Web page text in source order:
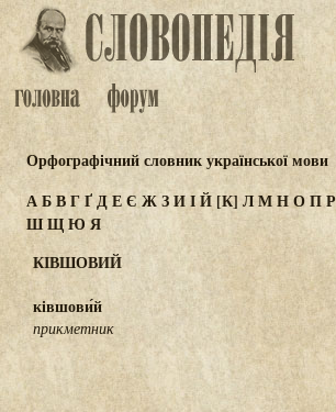
Орфографічний словник української мови
АБВГҐДЕЄ ЖЗИІЙ [К] ЛМНОПР
ШЩЮЯ
КІВШОВИЙ
ківшови́й
прикметник